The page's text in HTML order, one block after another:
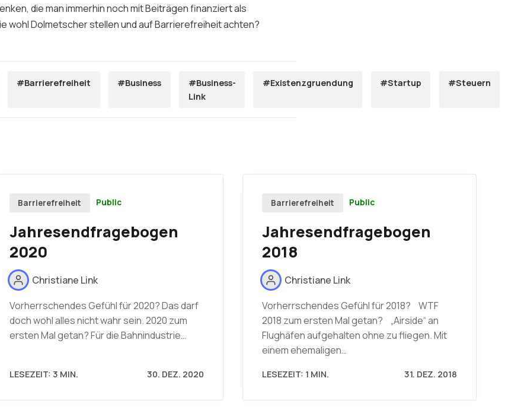
die man immerhin noch mit Beiträgen finanziert als
wohl Dolmetscher stellen und auf Barrierefreiheit achten?
#Barrierefreiheit #Business
#Business-
Link
#Existenzgruendung #Startup #Steuern
Barrierefreiheit Public
Jahresendfragebogen
2020
Christiane Link
Vorherrschendes Gefühl für 2020? Das darf
doch wohl alles nicht wahr sein. 2020 zum
ersten Mal getan? Für die Bahnindustrie…
LESEZEIT: 3 MIN. 30. DEZ. 2020
Barrierefreiheit Public
Jahresendfragebogen
2018
Christiane Link
Vorherrschendes Gefühl für 2018? WTF
2018 zum ersten Mal getan? „Airside“ an
Flughäfen aufgehalten ohne zu fliegen. Mit
einem ehemaligen…
LESEZEIT: 1 MIN. 31. DEZ. 2018